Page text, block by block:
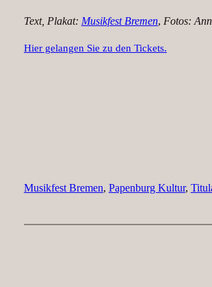
Text, Plakat: Musikfest Bremen, Fotos:
Hier gelangen Sie zu den Tickets.
Musikfest Bremen, Papenburg Kultur,